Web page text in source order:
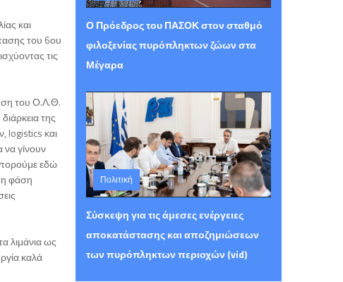
και
του 6ου
τις
του Ο.Λ.Θ.
της
logistics και
να γίνουν
εδώ
φάση
λιμάνια ως
καλά
Τετάρτη 05 Αυγούστου 2026 15:30
Ο Πρόεδρος του ΠΑΣΟΚ στον σταθμό
φιλοξενίας πυρόπληκτων ζώων στα
Μέγαρα
Πολιτική
Τετάρτη 05 Αυγούστου 2026 15:26
Σύσκεψη για τις άμεσες ενέργειες
αποκατάστασης και αποζημιώσεων
των πυρόπληκτων περιοχών (vid)